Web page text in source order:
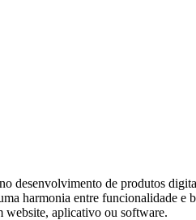
desenvolvimento de produtos
harmonia entre funcionalidade
website, aplicativo ou software.